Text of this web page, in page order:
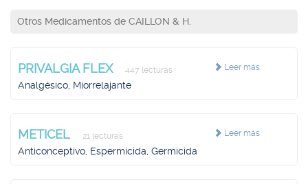
Otros Medicamentos de CAILLON & H.
Leer más
PRIVALGIA FLEX 447 lecturas
Analgésico, Miorrelajante
Leer más
METICEL 21 lecturas
Anticonceptivo, Espermicida, Germicida